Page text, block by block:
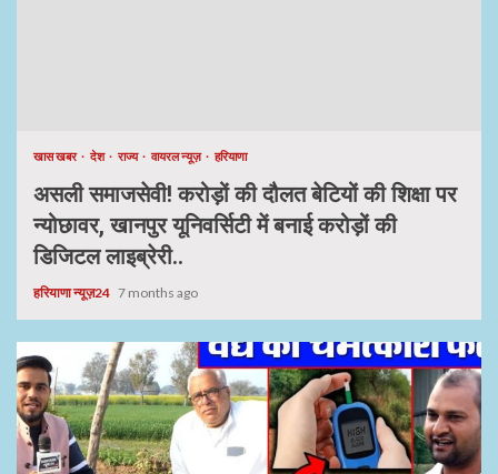
खास खबर देश राज्य वायरल न्यूज़ हरियाणा
असली समाजसेवी! करोड़ों की दौलत बेटियों की शिक्षा पर
न्योछावर, खानपुर यूनिवर्सिटी में बनाई करोड़ों की
डिजिटल लाइब्रेरी..
हरियाणा न्यूज़24 7 months ago